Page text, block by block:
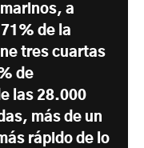
a
de la
tres cuartas
de
las 28.000
más de un
rápido de lo